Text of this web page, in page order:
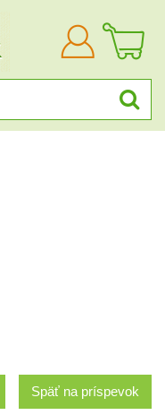
Prihlásiť
sa
Späť na príspevok